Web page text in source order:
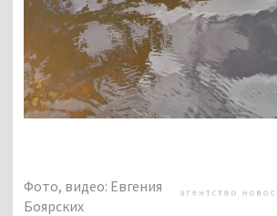
Фото, видео: Евгения
Боярских